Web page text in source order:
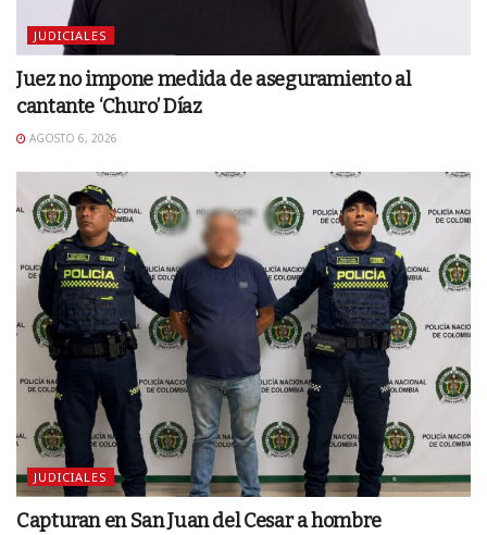
JUDICIALES
Juez no impone medida de aseguramiento al
cantante ‘Churo’ Díaz
AGOSTO 6, 2026
JUDICIALES
Capturan en San Juan del Cesar a hombre